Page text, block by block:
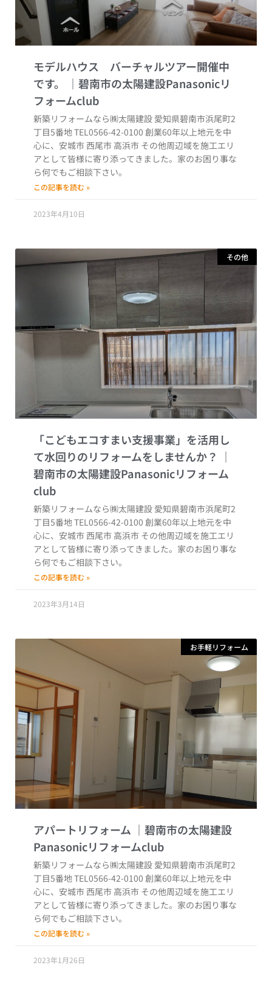
モデルハウス バーチャルツアー開催中
です。
新築リフォームなら㈱太陽建設 愛知県碧南市浜尾町2
丁目5番地 TEL0566-42-0100 創業60年以上地元を中
心に、安城市 西尾市 高浜市 その他周辺域を施工エリ
アとして皆様に寄り添ってきました。家のお困り事な
ら何でもご相談下さい。
この記事を読む »
2023年4月10日
その他
「こどもエコすまい支援事業」を活用し
て水回りのリフォームをしませんか？
新築リフォームなら㈱太陽建設 愛知県碧南市浜尾町2
丁目5番地 TEL0566-42-0100 創業60年以上地元を中
心に、安城市 西尾市 高浜市 その他周辺域を施工エリ
アとして皆様に寄り添ってきました。家のお困り事な
ら何でもご相談下さい。
この記事を読む »
2023年3月14日
お手軽リフォーム
アパートリフォーム
新築リフォームなら㈱太陽建設 愛知県碧南市浜尾町2
丁目5番地 TEL0566-42-0100 創業60年以上地元を中
心に、安城市 西尾市 高浜市 その他周辺域を施工エリ
アとして皆様に寄り添ってきました。家のお困り事な
ら何でもご相談下さい。
この記事を読む »
2023年1月26日